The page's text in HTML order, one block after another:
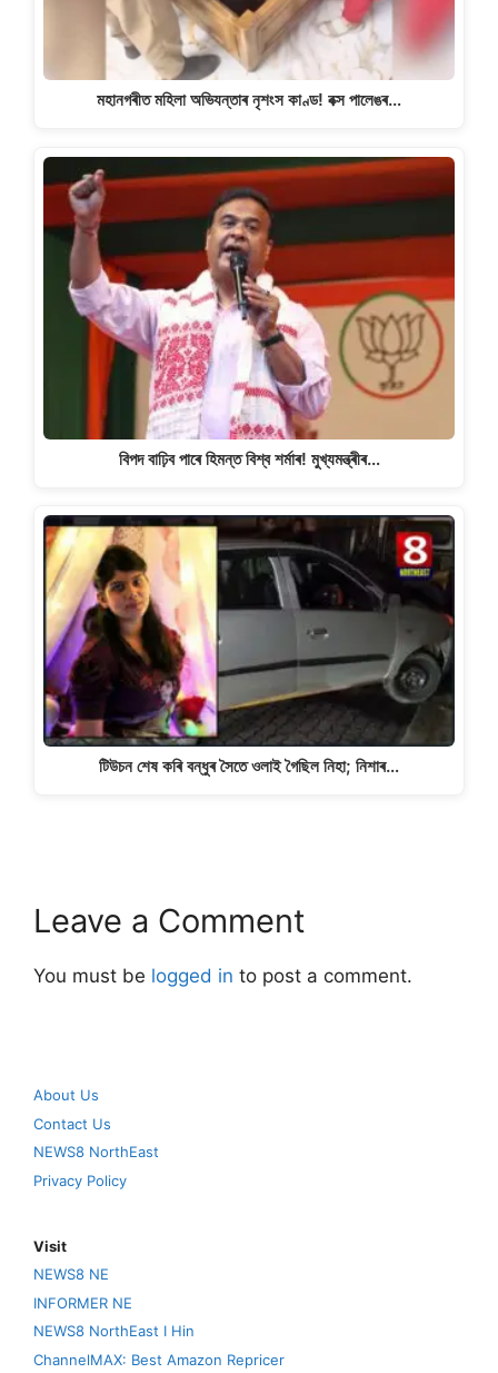
মহানগৰীত মহিলা অভিযন্তাৰ নৃশংস কাণ্ড! বক্স পালেঙৰ…
বিপদ বাঢ়িব পাৰে হিমন্ত বিশ্ব শৰ্মাৰ! মুখ্যমন্ত্ৰীৰ…
টিউচন শেষ কৰি বন্ধুৰ সৈতে ওলাই গৈছিল নিহা; নিশাৰ…
Leave a Comment
You must be logged in to post a comment.
About Us
Contact Us
NEWS8 NorthEast
Privacy Policy
Visit
NEWS8 NE
INFORMER NE
NEWS8 NorthEast I Hin
ChannelMAX: Best Amazon Repricer